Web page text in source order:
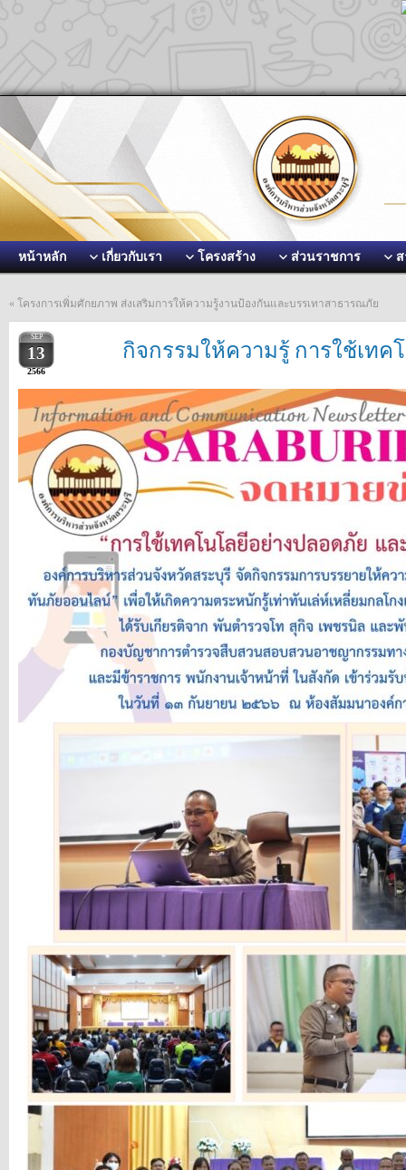
หน้าหลัก เกี่ยวกับเรา โครงสร้าง ส่วนราชการ ส
« โครงการเพิ่มศักยภาพ ส่งเสริมการให้ความรู้งานป้องกันและบรรเทาสาธารณภัย
SEP
13
2566
กิจกรรมให้ความรู้ การใช้เท